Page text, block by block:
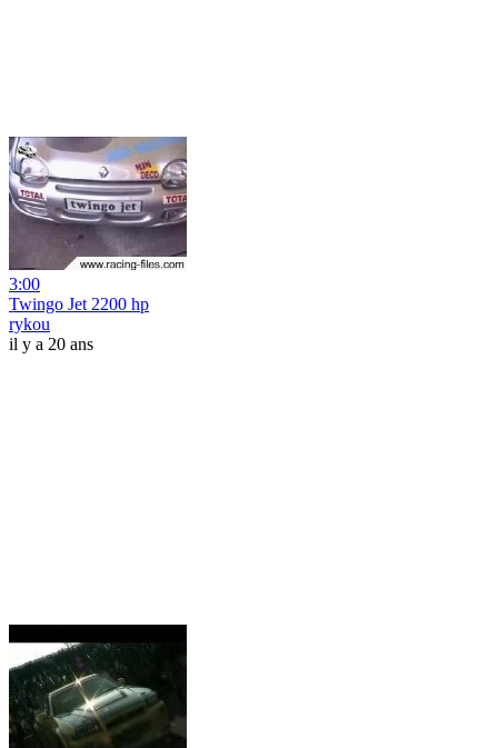
3:00
Twingo Jet 2200 hp
rykou
il y a 20 ans